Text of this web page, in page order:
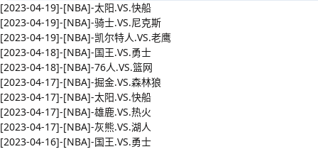
[2023-04-19]-[NBA]-太阳.VS.快船
[2023-04-19]-[NBA]-骑士.VS.尼克斯
[2023-04-19]-[NBA]-凯尔特人.VS.老鹰
[2023-04-18]-[NBA]-国王.VS.勇士
[2023-04-18]-[NBA]-76人.VS.篮网
[2023-04-17]-[NBA]-掘金.VS.森林狼
[2023-04-17]-[NBA]-太阳.VS.快船
[2023-04-17]-[NBA]-雄鹿.VS.热火
[2023-04-17]-[NBA]-灰熊.VS.湖人
[2023-04-16]-[NBA]-国王.VS.勇士